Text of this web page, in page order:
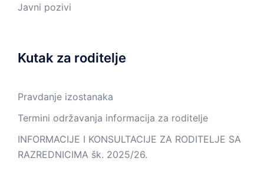
Javni pozivi
Kutak za roditelje
Pravdanje izostanaka
Termini održavanja informacija za roditelje
INFORMACIJE I KONSULTACIJE ZA RODITELJE SA
RAZREDNICIMA šk. 2025/26.